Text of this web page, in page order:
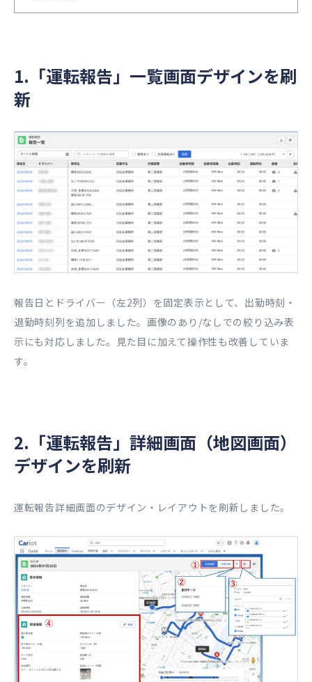
1.「運転報告」一覧画面デザインを刷
新
報告日とドライバー（左2列）を固定表示として、出勤時刻・
退勤時刻列を追加しました。画像のあり/なしでの絞り込み表
示にも対応しました。見た目に加えて操作性も改善していま
す。
2.「運転報告」詳細画面（地図画面）
デザインを刷新
運転報告詳細画面のデザイン・レイアウトを刷新しました。